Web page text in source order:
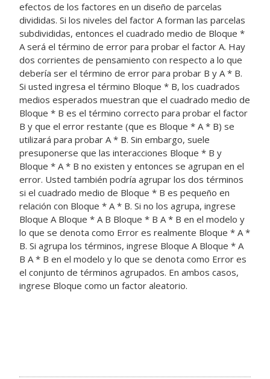
efectos de los factores en un diseño de parcelas
divididas. Si los niveles del factor A forman las parcelas
subdivididas, entonces el cuadrado medio de Bloque *
A será el término de error para probar el factor A. Hay
dos corrientes de pensamiento con respecto a lo que
debería ser el término de error para probar B y A * B.
Si usted ingresa el término Bloque * B, los cuadrados
medios esperados muestran que el cuadrado medio de
Bloque * B es el término correcto para probar el factor
B y que el error restante (que es Bloque * A * B) se
utilizará para probar A * B. Sin embargo, suele
presuponerse que las interacciones Bloque * B y
Bloque * A * B no existen y entonces se agrupan en el
error. Usted también podría agrupar los dos términos
si el cuadrado medio de Bloque * B es pequeño en
relación con Bloque * A * B. Si no los agrupa, ingrese
Bloque A Bloque * A B Bloque * B A * B en el modelo y
lo que se denota como Error es realmente Bloque * A *
B. Si agrupa los términos, ingrese Bloque A Bloque * A
B A * B en el modelo y lo que se denota como Error es
el conjunto de términos agrupados. En ambos casos,
ingrese Bloque como un factor aleatorio.